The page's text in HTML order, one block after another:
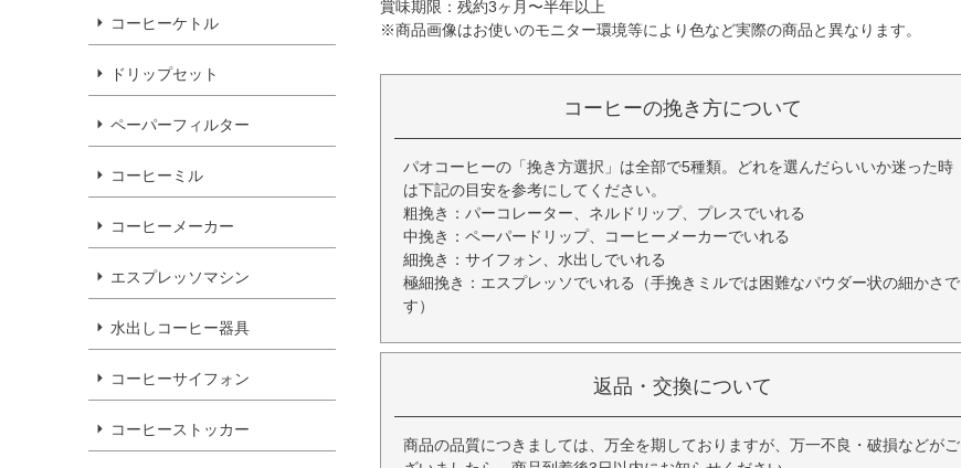
コーヒーケトル
ドリップセット
ペーパーフィルター
コーヒーミル
コーヒーメーカー
エスプレッソマシン
水出しコーヒー器具
コーヒーサイフォン
コーヒーストッカー
賞味期限：残約3ヶ月〜半年以上
※商品画像はお使いのモニター環境等により色など実際の商品と異なります。
コーヒーの挽き方について
パオコーヒーの「挽き方選択」は全部で5種類。どれを選んだらいいか迷った時
は下記の目安を参考にしてください。
粗挽き：パーコレーター、ネルドリップ、プレスでいれる
中挽き：ペーパードリップ、コーヒーメーカーでいれる
細挽き：サイフォン、水出しでいれる
極細挽き：エスプレッソでいれる（手挽きミルでは困難なパウダー状の細かさで
す）
返品・交換について
商品の品質につきましては、万全を期しておりますが、万一不良・破損などがご